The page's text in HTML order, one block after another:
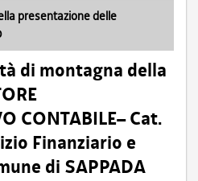
presentazione delle
di montagna della
CONTABILE– Cat.
Finanziario e
di SAPPADA